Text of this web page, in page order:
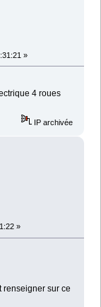
»
4 roues
IP archivée
»
renseigner sur ce